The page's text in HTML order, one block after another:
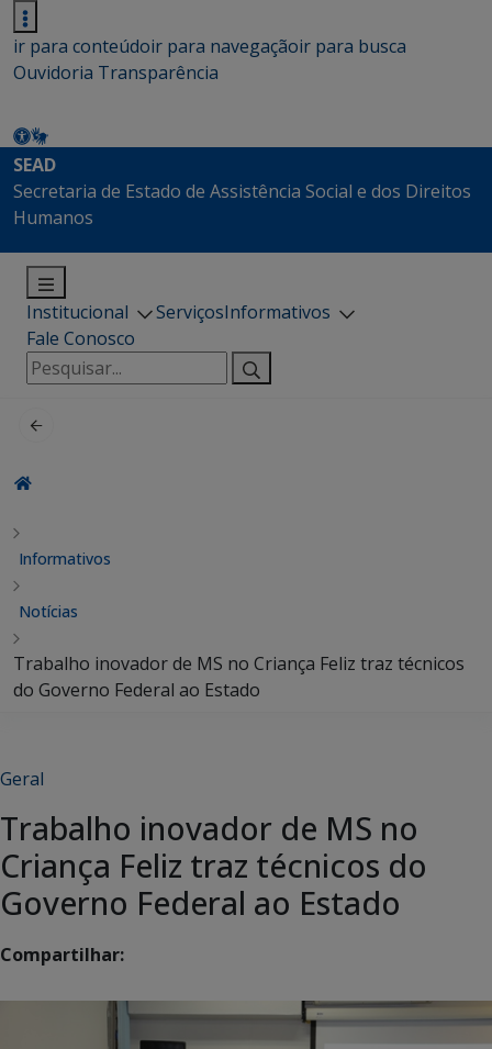
ir para conteúdoir para navegaçãoir para busca
Ouvidoria Transparência
SEAD
Secretaria de Estado de Assistência Social e dos Direitos
Humanos
Institucional ServiçosInformativos
Fale Conosco
Pesquisar
por:
Informativos
Notícias
Trabalho inovador de MS no Criança Feliz traz técnicos
do Governo Federal ao Estado
Geral
Trabalho inovador de MS no
Criança Feliz traz técnicos do
Governo Federal ao Estado
Compartilhar: